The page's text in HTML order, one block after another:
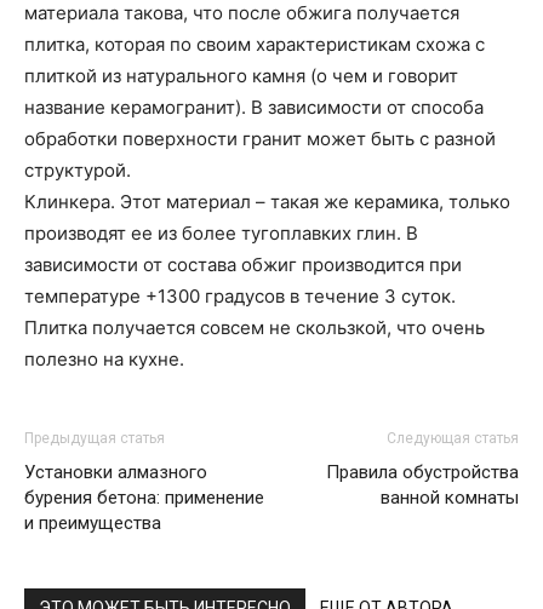
материала такова, что после обжига получается
плитка, которая по своим характеристикам схожа с
плиткой из натурального камня (о чем и говорит
название керамогранит). В зависимости от способа
обработки поверхности гранит может быть с разной
структурой.
Клинкера. Этот материал – такая же керамика, только
производят ее из более тугоплавких глин. В
зависимости от состава обжиг производится при
температуре +1300 градусов в течение 3 суток.
Плитка получается совсем не скользкой, что очень
полезно на кухне.
Предыдущая статья
Установки алмазного
бурения бетона: применение
и преимущества
Следующая статья
Правила обустройства
ванной комнаты